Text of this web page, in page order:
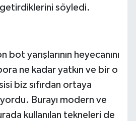
getirdiklerini söyledi.
yarışlarının heyecanını
ne kadar yatkın ve bir o
biz sıfırdan ortaya
Burayı modern ve
kullanılan tekneleri de